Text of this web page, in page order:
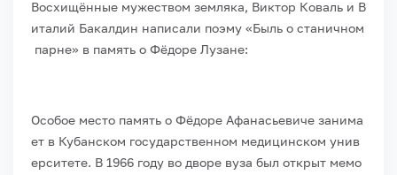
Восхищённые мужеством земляка, Виктор Коваль и В
италий Бакалдин написали поэму «Быль о станичном
парне» в память о Фёдоре Лузане:
Особое место память о Фёдоре Афанасьевиче занима
ет в Кубанском государственном медицинском унив
ерситете. В 1966 году во дворе вуза был открыт мемо